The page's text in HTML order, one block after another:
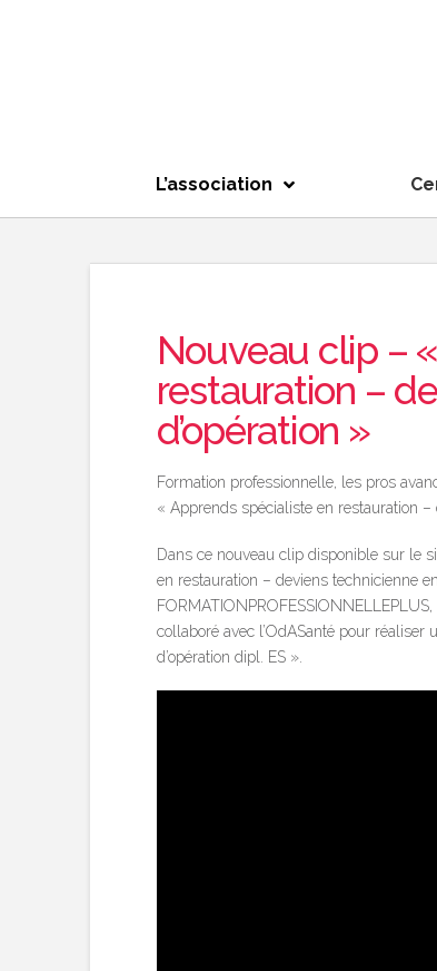
L’association
Nouveau clip –
restauration –
d’opération »
Formation professionnelle, les pros
« Apprends spécialiste en restauration –
Dans ce nouveau clip disponible sur le
en restauration – deviens technicienne
collaboré avec l’OdASanté pour
d’opération dipl. ES ».